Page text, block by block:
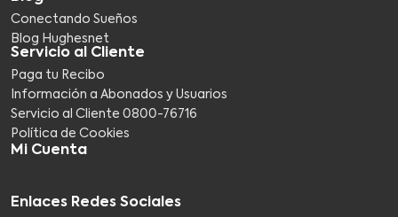
Conectando Sueños
Blog Hughesnet
Servicio al Cliente
Paga tu Recibo
Información a Abonados y Usuarios
Servicio al Cliente 0800-76716​
Política de Cookies
Mi Cuenta
Enlaces Redes Sociales